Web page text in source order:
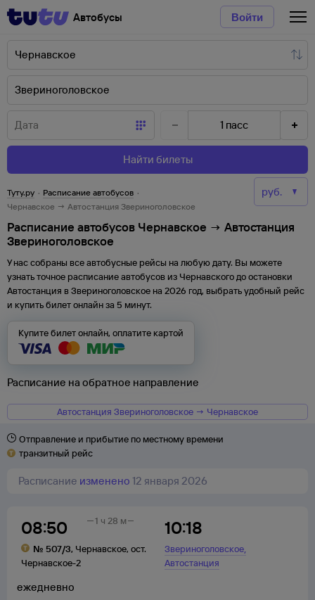
Автобусы Войти
1 пасс
Найти билеты
Туту.ру · Расписание автобусов ·
Чернавское → Автостанция Звериноголовское
Расписание автобусов Чернавское → Автостанция
Звериноголовское
У нас собраны все автобусные рейсы на любую дату. Вы можете
узнать точное расписание автобусов из Чернавского доостановки
Автостанция в Звериноголовское на 2026 год, выбрать удобный рейс
и купить билет онлайн за 5 минут.
Купите билет онлайн, оплатите картой
Расписание на обратное направление
Автостанция Звериноголовское → Чернавское
Отправление и прибытие по местному времени
транзитный рейс
Расписание изменено 12 января 2026
08:50
№ 507/3, Чернавское, ост.
Чернавское-2
10:18
Звериноголовское,
Автостанция
1 ч 28 м
ежедневно